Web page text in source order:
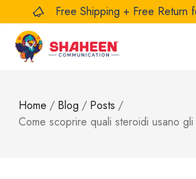
Free Shipping + Free Return
Home / Blog / Posts /
Come scoprire quali steroidi usano